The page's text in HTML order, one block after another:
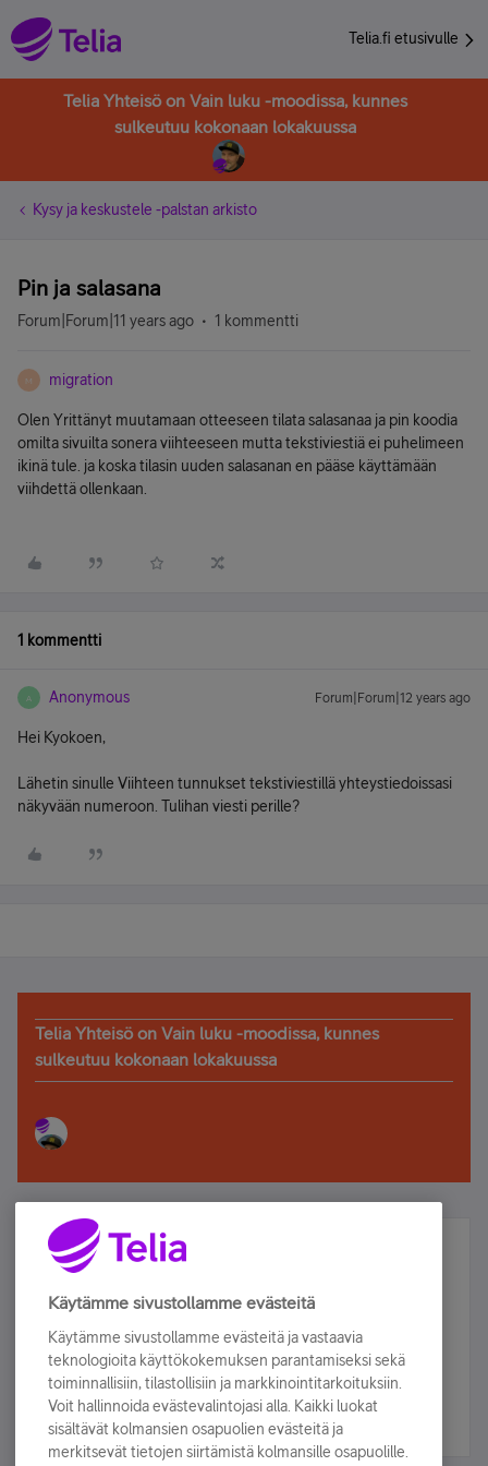
Telia.fi etusivulle
Telia Yhteisö on Vain luku -moodissa, kunnes
sulkeutuu kokonaan lokakuussa
Kysy ja keskustele -palstan arkisto
Pin ja salasana
Forum|Forum|11 years ago 1 kommentti
M migration
Olen Yrittänyt muutamaan otteeseen tilata salasanaa ja pin koodia
omilta sivuilta sonera viihteeseen mutta tekstiviestiä ei puhelimeen
ikinä tule. ja koska tilasin uuden salasanan en pääse käyttämään
viihdettä ollenkaan.
1 kommentti
A Anonymous Forum|Forum|12 years ago
Hei Kyokoen,
Lähetin sinulle Viihteen tunnukset tekstiviestillä yhteystiedoissasi
näkyvään numeroon. Tulihan viesti perille?
Telia Yhteisö on Vain luku -moodissa, kunnes
sulkeutuu kokonaan lokakuussa
Älä jää paitsi – osallistu ja voita!
Tilaa Telian uutiskirje ja olet mukana arvonnassa.
sähköpostiisi.
Tilaa nyt
Käytämme sivustollamme evästeitä
Käytämme sivustollamme evästeitä ja vastaavia
teknologioita käyttökokemuksen parantamiseksi sekä
toiminnallisiin, tilastollisiin ja markkinointitarkoituksiin.
Voit hallinnoida evästevalintojasi alla. Kaikki luokat
sisältävät kolmansien osapuolien evästeitä ja
merkitsevät tietojen siirtämistä kolmansille osapuolille.